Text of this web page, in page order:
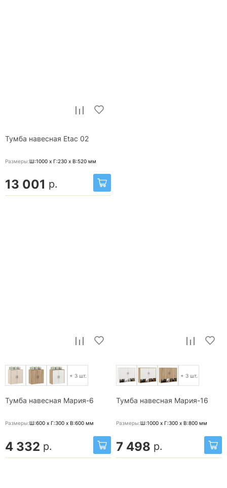
Тумба навесная Etac 02
Размеры:Ш:1000 x Г:230 x В:520 мм
13 001 р.
+ 3 шт.
Тумба навесная Мария-6
Размеры:Ш:600 x Г:300 x В:600 мм
4 332 р.
+ 3 шт.
Тумба навесная Мария-16
Размеры:Ш:1000 x Г:300 x В:800 мм
7 498 р.